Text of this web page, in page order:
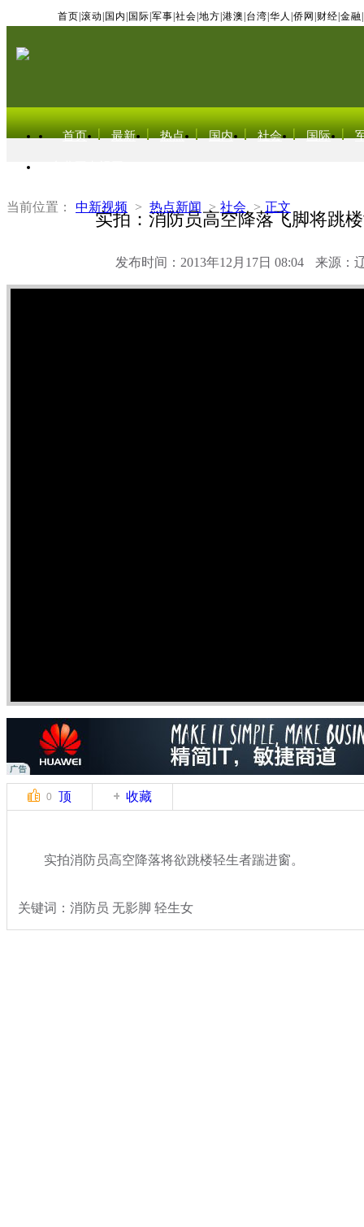
首页 滚动 国内 国际 军事 社会 地方 港澳 台湾 华人 侨网 财经 金融
首页 最新 热点 国内 社会 国际
当前位置： 中新视频 > 热点新闻 > 社会 > 正文
实拍：消防员高空降落飞脚将跳
发布时间：2013年12月17日 08:04 来源：
0 顶 收藏
实拍消防员高空降落将欲跳楼轻生者踹进窗。
关键词：消防员 无影脚 轻生女